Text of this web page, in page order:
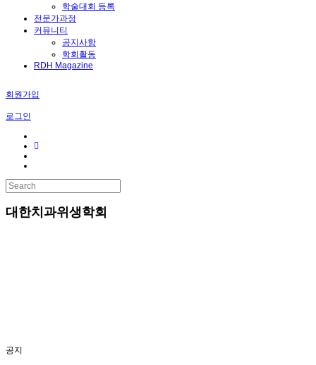
학술대회 등록
전문가과정
커뮤니티
공지사항
학회활동
RDH Magazine
회원가입
로그인
대한치과위생학회
공지